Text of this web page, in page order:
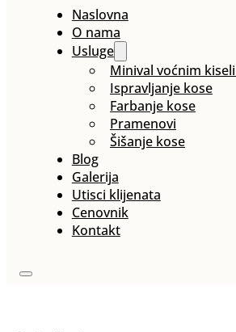
Naslovna
O nama
Usluge
Minival voćnim
Ispravljanje kose
Farbanje kose
Pramenovi
Šišanje kose
Blog
Galerija
Utisci klijenata
Cenovnik
Kontakt